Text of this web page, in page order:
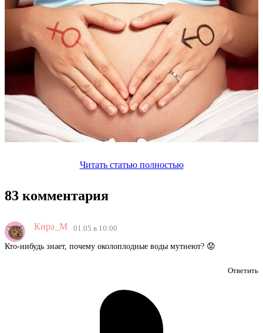
Читать статью полностью
83 комментария
Кира_М 01.05 в 10:00
Кто-нибудь знает, почему околоплодные воды мутнеют? 😟
Ответить